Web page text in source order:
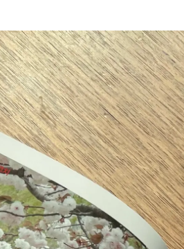
아는 것으로부터 시작할지도 모른다’는 생각이 들었다. 자
들어보